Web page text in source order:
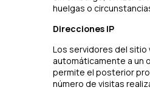
huelgas o
Direcciones IP
Los servidores del sitio
automáticamente a un
permite el posterior
número de visitas